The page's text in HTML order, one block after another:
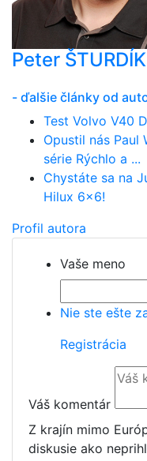
Peter ŠTURDÍK
- ďalšie články od
Test Volvo V40
Opustil nás Paul
série Rýchlo a ...
Chystáte sa na
Hilux 6x6!
Profil autora
Vaše meno
Nie ste ešte
Registrácia
Váš komentár
Z krajín mimo
diskusie ako